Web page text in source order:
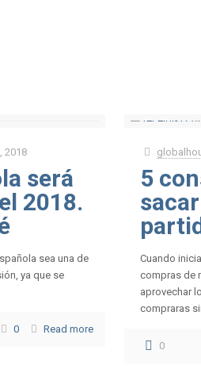
2018
será
2018.
sea una de
ya que se
0 Read more
5
Cuando
compras de
aprovechar
compraras
0